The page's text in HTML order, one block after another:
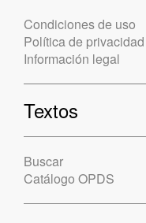
Condiciones de uso
Política de privacidad
Información legal
Textos
Buscar
Catálogo OPDS